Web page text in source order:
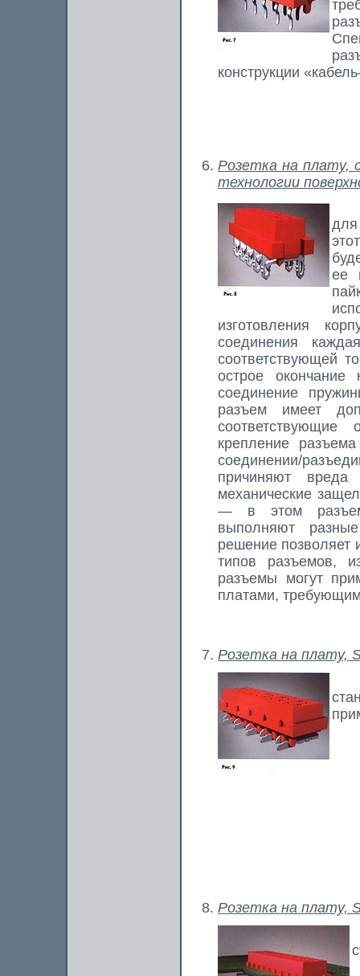
конструкции
Розетка на плату,
технологии
для
ее
изготовления
соединения
соответствующей
острое окончание
соединение
разъем имеет
крепление
соединении/
причиняют вреда
механические
— в этом
выполняют
решение позволяет
типов разъемов,
разъемы могут
платами,
Розетка на плату,
Розетка на плату,